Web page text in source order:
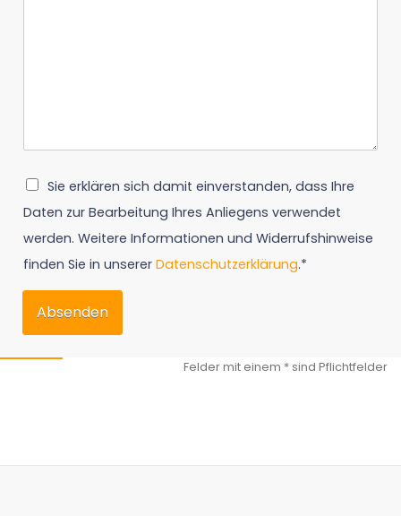
Sie erklären sich damit einverstanden, dass Ihre
Daten zur Bearbeitung Ihres Anliegens verwendet
werden. Weitere Informationen und Widerrufshinweise
finden Sie in unserer Datenschutzerklärung.*
Absenden